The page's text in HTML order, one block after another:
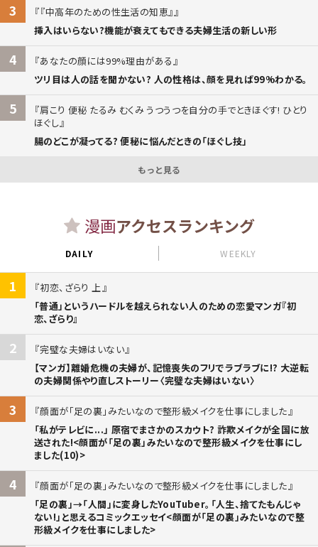
3
『中高年のための性生活の知恵』
挿入はいらない?機能が衰えてもできる夫婦生活の新しい形
4
あなたの顔には99%理由がある
ツリ目は人の話を聞かない? 人の性格は、顔を見れば99%わかる。
5
肩こり 便秘 たるみ むくみ うつうつを自分の手でときほぐす! ひとり
ほぐし
腸のどこが凝ってる? 便秘に悩んだときの「ほぐし技」
もっと見る
漫画アクセスランキング
DAILY WEEKLY
1
初恋、ざらり 上
「普通」というハードルを越えられない人のための恋愛マンガ『初
恋、ざらり』
2
完璧な夫婦はいない
【マンガ】離婚危機の夫婦が、記憶喪失のフリでラブラブに!? 大逆転
の夫婦関係やり直しストーリー〈完璧な夫婦はいない〉
3
顔面が「足の裏」みたいなので整形級メイクを仕事にしました
「私がテレビに...」 原宿でまさかのスカウト? 詐欺メイクが全国に放
送された!<顔面が「足の裏」みたいなので整形級メイクを仕事にし
ました(10)>
4
顔面が「足の裏」みたいなので整形級メイクを仕事にしました
「足の裏」→「人間」に変身したYouTuber。「人生、捨てたもんじゃ
ない!」と思えるコミックエッセイ<顔面が「足の裏」みたいなので整
形級メイクを仕事にしました>